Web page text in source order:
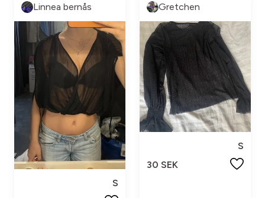
Linnea bernås
S
Gretchen
S
30 SEK